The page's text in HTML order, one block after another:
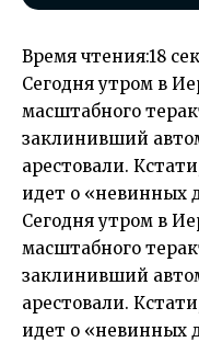
Время чтения:18 сек
Сегодня утром в
масштабного
заклинивший
арестовали.
идет о «невинных
Сегодня утром в
масштабного
заклинивший
арестовали.
идет о «невинных